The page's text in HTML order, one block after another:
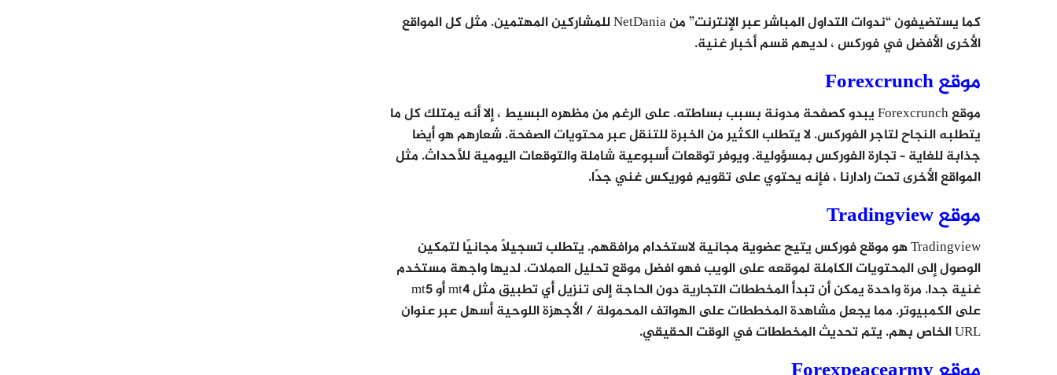
كما يستضيفون “ندوات التداول المباشر عبر الإنترنت” من NetDania للمشاركين المهتمين. مثل كل المواقع
الأخرى الأفضل في فوركس ، لديهم قسم أخبار غنية.
موقع Forexcrunch
موقع Forexcrunch يبدو كصفحة مدونة بسبب بساطته. على الرغم من مظهره البسيط ، إلا أنه يمتلك كل ما
يتطلبه النجاح لتاجر الفوركس. لا يتطلب الكثير من الخبرة للتنقل عبر محتويات الصفحة. شعارهم هو أيضا
جذابة للغاية – تجارة الفوركس بمسؤولية. ويوفر توقعات أسبوعية شاملة والتوقعات اليومية للأحداث. مثل
المواقع الأخرى تحت رادارنا ، فإنه يحتوي على تقويم فوريكس غني جدًا.
موقع Tradingview
Tradingview هو موقع فوركس يتيح عضوية مجانية لاستخدام مرافقهم. يتطلب تسجيلًا مجانيًا لتمكين
الوصول إلى المحتويات الكاملة لموقعه على الويب فهو افضل موقع تحليل العملات. لديها واجهة مستخدم
غنية جدا. مرة واحدة يمكن أن تبدأ المخططات التجارية دون الحاجة إلى تنزيل أي تطبيق مثل mt4 أو mt5
على الكمبيوتر. مما يجعل مشاهدة المخططات على الهواتف المحمولة / الأجهزة اللوحية أسهل عبر عنوان
URL الخاص بهم. يتم تحديث المخططات في الوقت الحقيقي.